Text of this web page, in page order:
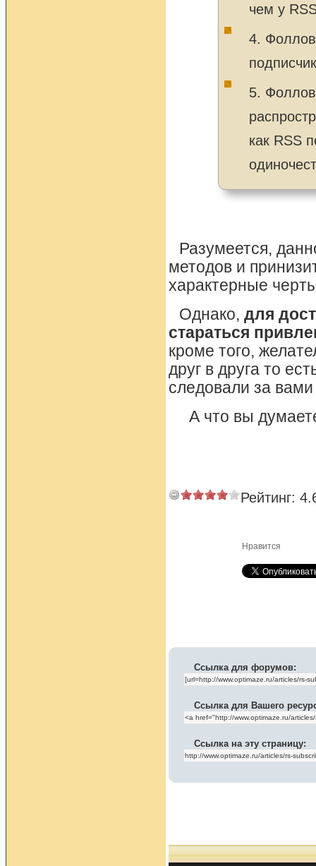
чем у
4.
5.
как RSS
Разумеется,
методов и
характерные
Однако, для
стараться
кроме того,
друг в друга то
следовали за
А что вы
Рейтинг:
Нравится
Ссылка для форумов:
Ссылка для Вашего
Ссылка на эту страницу: